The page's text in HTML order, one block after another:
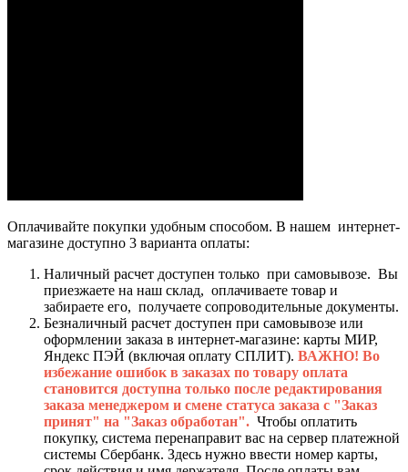
Оплачивайте покупки удобным способом. В нашем интернет-
магазине доступно 3 варианта оплаты:
Наличный расчет доступен только при самовывозе. Вы
приезжаете на наш склад, оплачиваете товар и
забираете его, получаете сопроводительные документы.
Безналичный расчет доступен при самовывозе или
оформлении заказа в интернет-магазине: карты МИР,
Яндекс ПЭЙ (включая оплату СПЛИТ). ВАЖНО! Во
избежание ошибок в заказах по товару оплата
становится доступна только после редактирования
заказа менеджером и смене статуса заказа с "Заказ
принят" на "Заказ обработан". Чтобы оплатить
покупку, система перенаправит вас на сервер платежной
системы Сбербанк. Здесь нужно ввести номер карты,